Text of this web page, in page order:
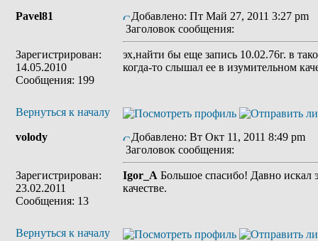
Pavel81
Зарегистрирован:
14.05.2010
Сообщения: 199
Добавлено: Пт Май 27, 2011 3:27 pm
Заголовок сообщения:
эх,найти бы еще запись 10.02.76г. в
когда-то слышал ее в изумительном
Вернуться к началу
volody
Зарегистрирован:
23.02.2011
Сообщения: 13
Добавлено: Вт Окт 11, 2011 8:49 pm
Заголовок сообщения:
Igor_A Большое спасибо! Давно искал
качестве.
Вернуться к началу